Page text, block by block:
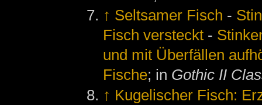
↑ Seltsamer Fisch -
Fisch versteckt -
und mit Überfällen
Fische; in Gothic II
↑ Kugelischer Fisch: